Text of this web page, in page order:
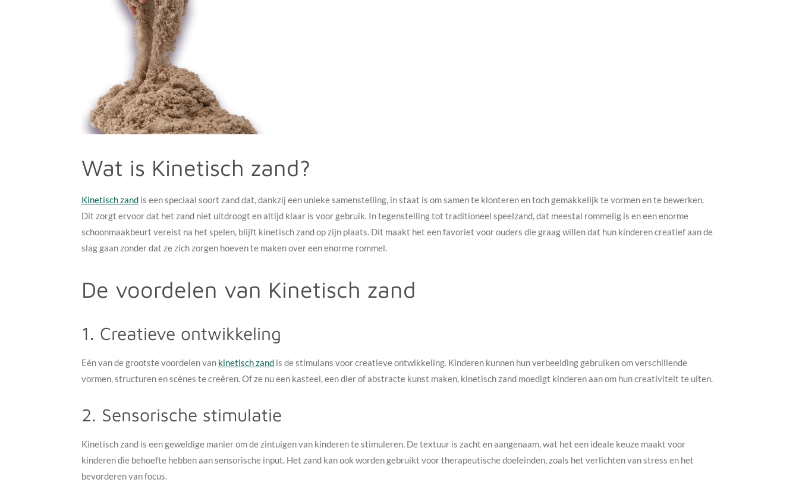
Wat is Kinetisch zand?
Kinetisch zand is een speciaal soort zand dat, dankzij een unieke samenstelling, in staat is om samen te klonteren en toch gemakkelijk te vormen en te bewerken.
Dit zorgt ervoor dat het zand niet uitdroogt en altijd klaar is voor gebruik. In tegenstelling tot traditioneel speelzand, dat meestal rommelig is en een enorme
schoonmaakbeurt vereist na het spelen, blijft kinetisch zand op zijn plaats. Dit maakt het een favoriet voor ouders die graag willen dat hun kinderen creatief aan de
slag gaan zonder dat ze zich zorgen hoeven te maken over een enorme rommel.
De voordelen van Kinetisch zand
1. Creatieve ontwikkeling
Eén van de grootste voordelen van kinetisch zand is de stimulans voor creatieve ontwikkeling. Kinderen kunnen hun verbeelding gebruiken om verschillende
vormen, structuren en scènes te creëren. Of ze nu een kasteel, een dier of abstracte kunst maken, kinetisch zand moedigt kinderen aan om hun creativiteit te uiten.
2. Sensorische stimulatie
Kinetisch zand is een geweldige manier om de zintuigen van kinderen te stimuleren. De textuur is zacht en aangenaam, wat het een ideale keuze maakt voor
kinderen die behoefte hebben aan sensorische input. Het zand kan ook worden gebruikt voor therapeutische doeleinden, zoals het verlichten van stress en het
bevorderen van focus.